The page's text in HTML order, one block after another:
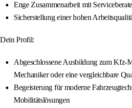
Enge Zusammenarbeit mit
Sicherstellung einer hohen
Dein Profil:
Abgeschlossene Ausbildung zum Kfz-
Mechaniker oder eine vergleichbare
Begeisterung für moderne
Mobilitätslösungen